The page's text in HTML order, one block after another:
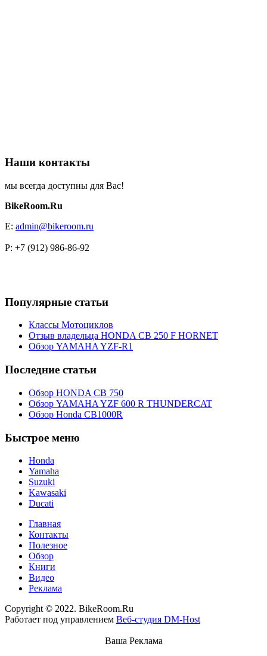
Наши контакты
мы всегда доступны для Вас!
BikeRoom.Ru
E: admin@bikeroom.ru
P: +7 (912) 986-86-92
Популярные статьи
Классы Мотоциклов
Отзыв владельца HONDA CB 250 F HORNET
Обзор YAMAHA YZF-R1
Последние статьи
Обзор HONDA CB 750
Обзор YAMAHA YZF 600 R THUNDERCAT
Обзор Honda CB1000R
Быстрое меню
Honda
Yamaha
Suzuki
Kawasaki
Ducati
Главная
Контакты
Полезное
Обзор
Книги
Видео
Реклама
Copyright © 2022. BikeRoom.Ru
Работает под управлением Веб-студия DM-Host
Ваша Реклама